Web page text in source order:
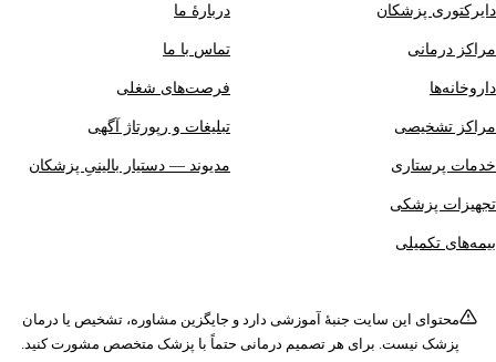
پزشکان
تماس با ما
فرصت‌های شغلی
تبلیغات و رپورتاژ آگهی
مدیوند — دستیار بالینیِ پزشکان
این سایت جنبهٔ آموزشی دارد و جایگزین مشاوره، تشخیص یا درمان
نیست. برای هر تصمیم درمانی حتماً با پزشک متخصص مشورت کنید.